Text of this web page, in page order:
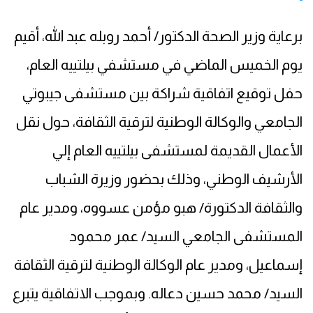
برعاية وزير الصحة الدكتور/ أحمد روبله عبد الله، أقيم
يوم الخميس الماضي في مستشفي بيلتييه العام،
حفل توقيع اتفاقية شراكة بين مستشفى جيبوتي
الجامعي والوكالة الوطنية لترقية الثقافة، حول نقل
الأعمال القديمة لمستشفى بيلتييه العام إلي
الأرشيف الوطني، وذلك بحضور وزيرة الشباب
والثقافة الدكتورة/ هبو مؤمن عسووه، ومدير عام
المستشفى الجامعي السيد/ عمر محمود
إسماعيل، ومدير عام الوكالة الوطنية لترقية الثقافة
السيد/ محمد حسين دعاله. وبموجب الاتفاقية يتبرع